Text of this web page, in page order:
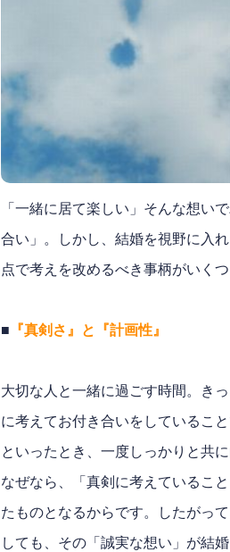
「一緒に居て楽しい」そんな想い
合い」。しかし、結婚を視野に入
点で考えを改めるべき事柄がいくつ
■ 『真剣さ』と『計画性』
大切な人と一緒に過ごす時間。き
に考えてお付き合いをしているこ
といったとき、一度しっかりと共
なぜなら、「真剣に考えているこ
たものとなるからです。したがっ
しても、その「誠実な想い」が結